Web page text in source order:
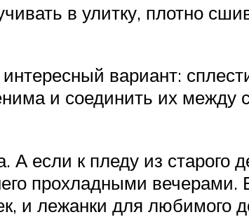
в улитку, плотно
вариант:
и соединить их между
если к пледу из старого
прохладными
и лежанки для любимого